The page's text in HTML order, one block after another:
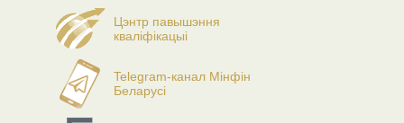
Цэнтр павышэння
кваліфікацыі
Telegram-канал Мінфін
Беларусі